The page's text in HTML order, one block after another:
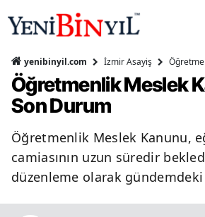
yenibinyil.com İzmir Asayiş
Öğretmenlik Meslek
Son Durum
Öğretmenlik Meslek Kanunu,
camiasının uzun süredir
düzenleme olarak